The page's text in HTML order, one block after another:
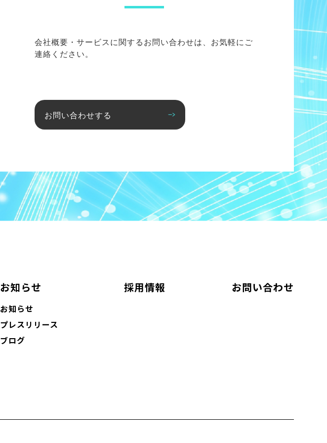
会社概要・サービスに関するお問い合わせは、お気軽にご
連絡ください。
お問い合わせする
お知らせ
お知らせ
プレスリリース
ブログ
採用情報 お問い合わせ